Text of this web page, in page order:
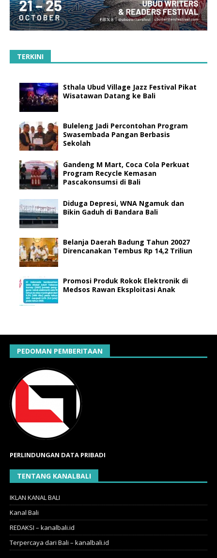
TERKINI
Sthala Ubud Village Jazz Festival Pikat
Wisatawan Datang ke Bali
Buleleng Jadi Percontohan Program
Swasembada Pangan Berbasis
Sekolah
Gandeng M Mart, Coca Cola Perkuat
Program Recycle Kemasan
Pascakonsumsi di Bali
Diduga Depresi, WNA Ngamuk dan
Bikin Gaduh di Bandara Bali
Belanja Daerah Badung Tahun 20027
Direncanakan Tembus Rp 14,2 Triliun
Promosi Produk Rokok Elektronik di
Medsos Rawan Eksploitasi Anak
PEDOMAN PEMBERITAAN
PERLINDUNGAN DATA PRIBADI
TENTANG KANALBALI
IKLAN KANAL BALI
Kanal Bali
REDAKSI – kanalbali.id
Terpercaya dari Bali – kanalbali.id